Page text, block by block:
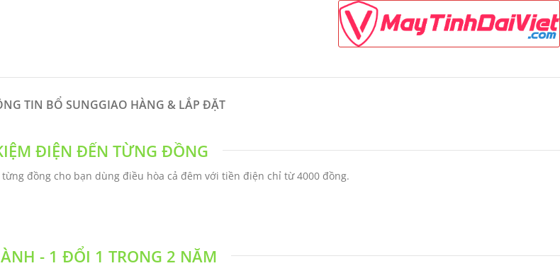
TIN BỔ SUNGGIAO HÀNG & LẮP ĐẶT
ĐIỆN ĐẾN TỪNG ĐỒNG
đồng cho bạn dùng điều hòa cả đêm với tiền điện chỉ từ 4000 đồng.
- 1 ĐỔI 1 TRONG 2 NĂM